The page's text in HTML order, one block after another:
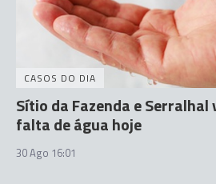
CASOS DO DIA
Sítio da Fazenda e
falta de água hoje
30 Ago 16:01